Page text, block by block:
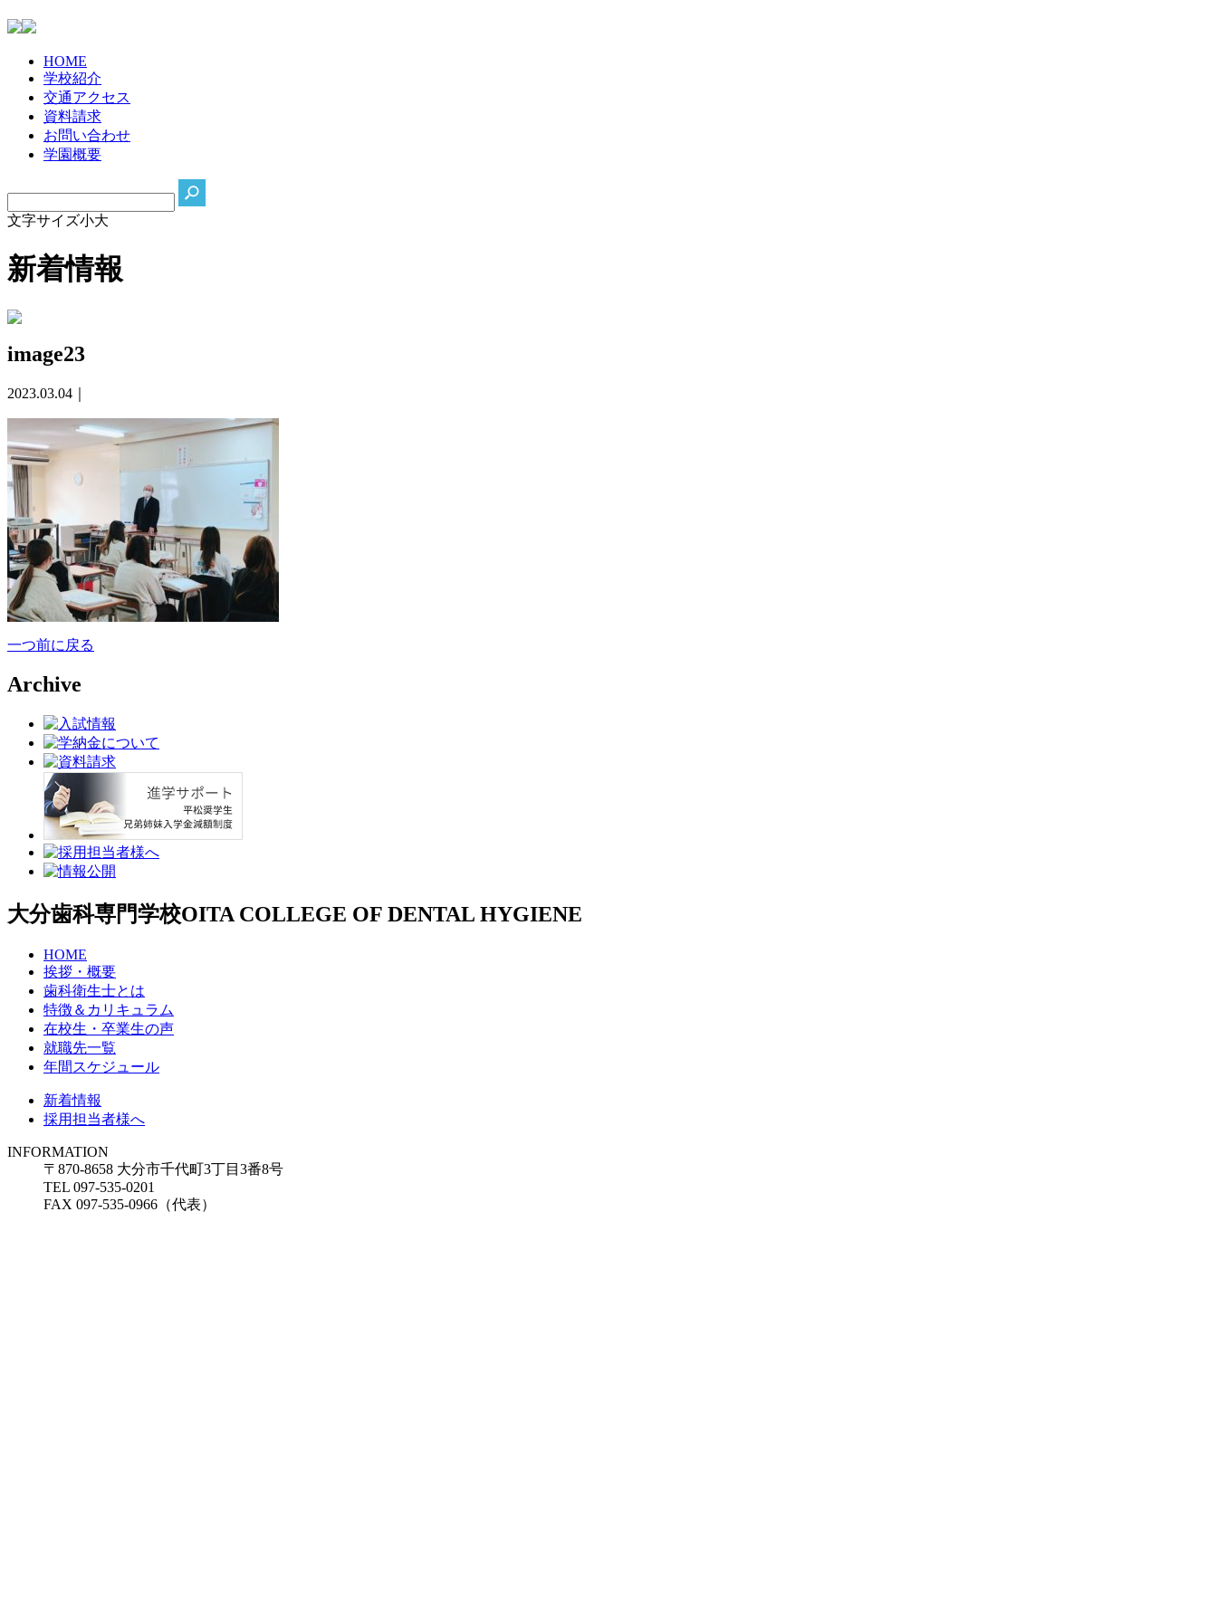
HOME
学校紹介
交通アクセス
資料請求
お問い合わせ
学園概要
文字サイズ小大
新着情報
image23
2023.03.04｜
一つ前に戻る
Archive
大分歯科専門学校OITA COLLEGE OF DENTAL HYGIENE
HOME
挨拶・概要
歯科衛生士とは
特徴＆カリキュラム
在校生・卒業生の声
就職先一覧
年間スケジュール
新着情報
採用担当者様へ
INFORMATION
〒870-8658 大分市千代町3丁目3番8号
TEL 097-535-0201
FAX 097-535-0966（代表）